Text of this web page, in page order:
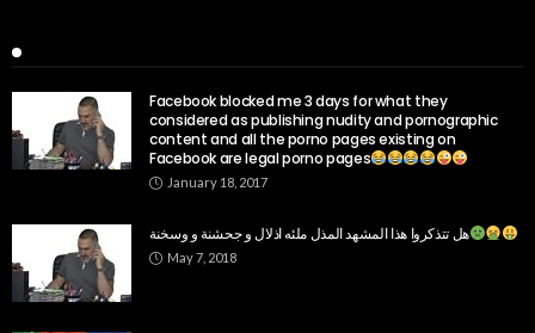
Facebook blocked me 3 days for what they
considered as publishing nudity and pornographic
content and all the porno pages existing on
Facebook are legal porno pages
January 18, 2017
هل تتذكروا هذا المشهد المذل ملئه اذلال و جحشنة و وسخنة
May 7, 2018